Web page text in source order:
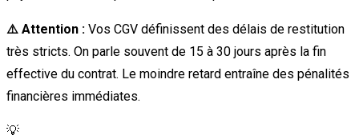
⚠️ Attention : Vos CGV définissent des délais de restitution
très stricts. On parle souvent de 15 à 30 jours après la fin
effective du contrat. Le moindre retard entraîne des pénalités
financières immédiates.
💡